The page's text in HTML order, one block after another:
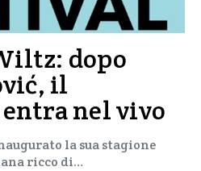
dopo
il
nel vivo
la sua stagione
ricco di…